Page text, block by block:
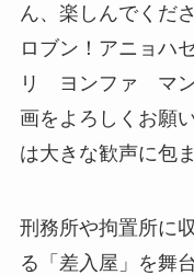
ん、楽しんでくだ
ロブン！アニョハ
リ ヨンファ マン
画をよろしくお願
は大きな歓声に包ま
刑務所や拘置所に
る「差入屋」を舞